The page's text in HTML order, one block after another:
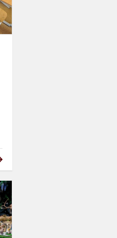
"Aš
skaitau"